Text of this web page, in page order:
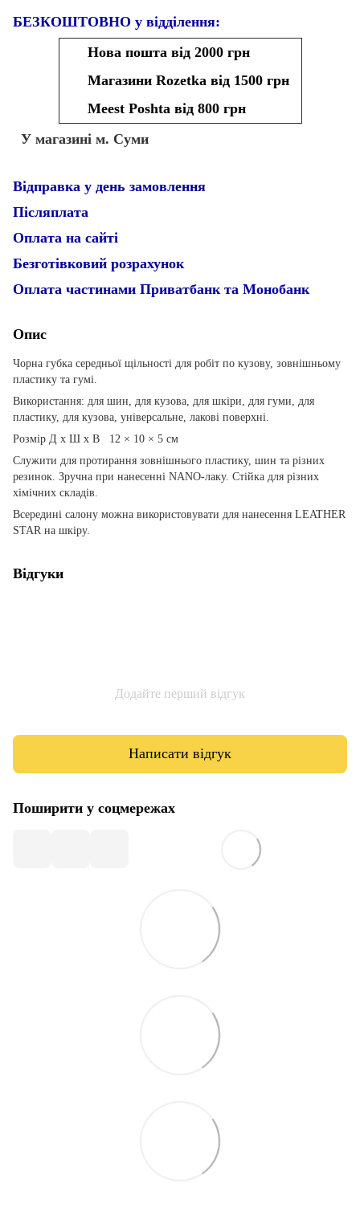
БЕЗКОШТОВНО у відділення:
Нова пошта від 2000 грн
Магазини Rozetka від 1500 грн
Meest Poshta від 800 грн
У магазині м. Суми
Відправка у день замовлення
Післяплата
Оплата на сайті
Безготівковий розрахунок
Оплата частинами Приватбанк та Монобанк
Опис
Чорна губка середньої щільності для робіт по кузову, зовнішньому
пластику та гумі.
Використання: для шин, для кузова, для шкіри, для гуми, для
пластику, для кузова, універсальне, лакові поверхні.
Розмір Д x Ш x В 12 × 10 × 5 см
Служити для протирання зовнішнього пластику, шин та різних
резинок. Зручна при нанесенні NANO-лаку. Стійка для різних
хімічних складів.
Всередині салону можна використовувати для нанесення LEATHER
STAR на шкіру.
Відгуки
Додайте перший відгук
Написати відгук
Поширити у соцмережах